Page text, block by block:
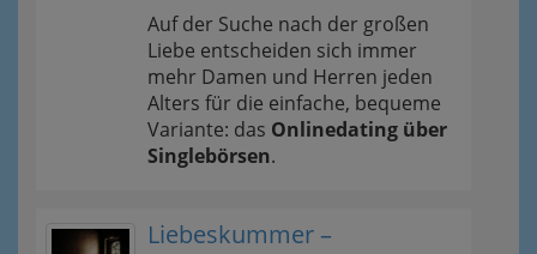
Auf der Suche nach der großen
Liebe entscheiden sich immer
mehr Damen und Herren jeden
Alters für die einfache, bequeme
Variante: das Onlinedating über
Singlebörsen.
Liebeskummer –